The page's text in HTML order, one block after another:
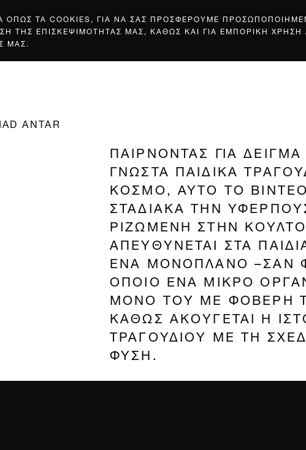
ΟΠΩΣ ΤΑ COOKIES, ΓΙΑ ΝΑ ΣΑΣ ΠΡΟΣΦΕΡΟΥΜΕ
ΤΗΣ ΕΠΙΣΚΕΨΙΜΟΤΗΤΑΣ ΜΑΣ, ΚΑΘΩΣ ΚΑΙ ΓΙΑ ΕΜΠΟΡΙΚΗ
ΜΑΣ.
ANTAR
ΠΑΙΡΝΟΝΤΑΣ ΓΙΑ
ΓΝΩΣΤΑ ΠΑΙΔΙΚΑ
ΚΟΣΜΟ, ΑΥΤΟ ΤΟ
ΣΤΑΔΙΑΚΑ ΤΗΝ
ΡΙΖΩΜΕΝΗ ΣΤΗΝ
ΑΠΕΥΘΥΝΕΤΑΙ ΣΤΑ
ΕΝΑ ΜΟΝΟΠΛΑΝΟ –ΣΑΝ
ΟΠΟΙΟ ΕΝΑ ΜΙΚΡΟ
ΜΟΝΟ ΤΟΥ ΜΕ ΦΟΒΕΡΗ
ΚΑΘΩΣ ΑΚΟΥΓΕΤΑΙ Η
ΤΡΑΓΟΥΔΙΟΥ ΜΕ ΤΗ
ΦΥΣΗ.